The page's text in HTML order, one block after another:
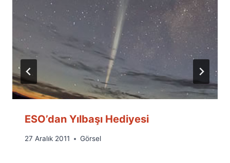
ESO’dan Yılbaşı Hediyesi
By
27 Aralık 2011 Görsel